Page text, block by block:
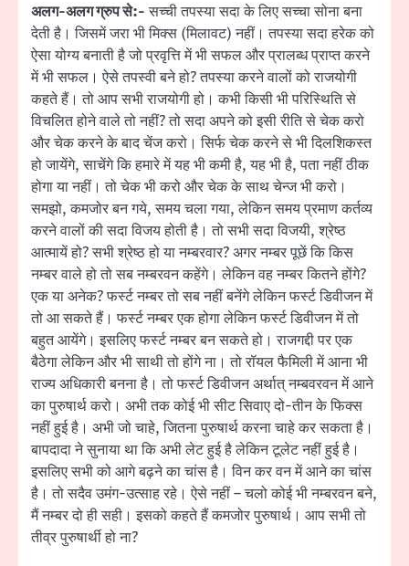
अलग-अलग ग्रुप से:-सच्ची तपस्या सदा के लिए सच्चा सोना बना
देती है। जिसमें जरा भी मिक्स (मिलावट) नहीं। तपस्या सदा हरेक को
ऐसा योग्य बनाती है जो प्रवृत्ति में भी सफल और प्रालब्ध प्राप्त करने
में भी सफल। ऐसे तपस्वी बने हो? तपस्या करने वालों को राजयोगी
कहते हैं। तो आप सभी राजयोगी हो। कभी किसी भी परिस्थिति से
विचलित होने वाले तो नहीं? तो सदा अपने को इसी रीति से चेक करो
और चेक करने के बाद चेंज करो। सिर्फ चेक करने से भी दिलशिकस्त
हो जायेंगे, साचेंगे कि हमारे में यह भी कमी है, यह भी है, पता नहीं ठीक
होगा या नहीं। तो चेक भी करो और चेक के साथ चेन्ज भी करो।
समझो, कमजोर बन गये, समय चला गया, लेकिन समय प्रमाण कर्तव्य
करने वालों की सदा विजय होती है। तो सभी सदा विजयी, श्रेष्ठ
आत्मायें हो? सभी श्रेष्ठ हो या नम्बरवार? अगर नम्बर पूछें कि किस
नम्बर वाले हो तो सब नम्बरवन कहेंगे। लेकिन वह नम्बर कितने होंगे?
एक या अनेक? फर्स्ट नम्बर तो सब नहीं बनेंगे लेकिन फर्स्ट डिवीजन में
तो आ सकते हैं। फर्स्ट नम्बर एक होगा लेकिन फर्स्ट डिवीजन में तो
बहुत आयेंगे। इसलिए फर्स्ट नम्बर बन सकते हो। राजगद्दी पर एक
बैठेगा लेकिन और भी साथी तो होंगे ना। तो रॉयल फैमिली में आना भी
राज्य अधिकारी बनना है। तो फर्स्ट डिवीजन अर्थात् नम्बवरवन में आने
का पुरुषार्थ करो। अभी तक कोई भी सीट सिवाए दो-तीन के फिक्स
नहीं हुई है। अभी जो चाहे, जितना पुरुषार्थ करना चाहे कर सकता है।
बापदादा ने सुनाया था कि अभी लेट हुई है लेकिन टूलेट नहीं हुई है।
इसलिए सभी को आगे बढ़ने का चांस है। विन कर वन में आने का चांस
है। तो सदैव उमंग-उत्साह रहे। ऐसे नहीं – चलो कोई भी नम्बरवन बने,
मैं नम्बर दो ही सही। इसको कहते हैं कमजोर पुरुषार्थ। आप सभी तो
तीव्र पुरुषार्थी हो ना?